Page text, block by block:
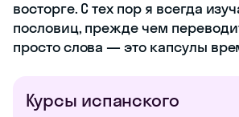
восторге. С тех пор я всегда
пословиц, прежде чем
просто слова — это капсулы
Курсы испанского